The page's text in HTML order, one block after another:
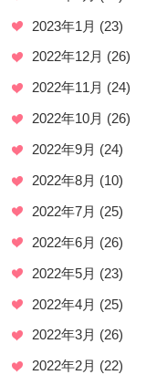
2023年1月 (23)
2022年12月 (26)
2022年11月 (24)
2022年10月 (26)
2022年9月 (24)
2022年8月 (10)
2022年7月 (25)
2022年6月 (26)
2022年5月 (23)
2022年4月 (25)
2022年3月 (26)
2022年2月 (22)